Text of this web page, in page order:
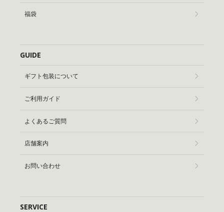
福袋
GUIDE
ギフト包装について
ご利用ガイド
よくあるご質問
店舗案内
お問い合わせ
SERVICE